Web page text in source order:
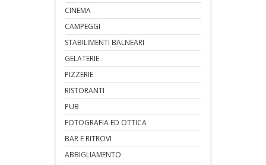
CINEMA
CAMPEGGI
STABILIMENTI BALNEARI
GELATERIE
PIZZERIE
RISTORANTI
PUB
FOTOGRAFIA ED OTTICA
BAR E RITROVI
ABBIGLIAMENTO